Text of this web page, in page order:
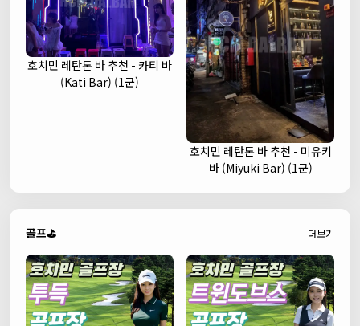
호치민 레탄톤 바 추천 - 카티 바
(Kati Bar) (1군)
호치민 레탄톤 바 추천 - 미유키
바 (Miyuki Bar) (1군)
골프⛳ 더보기